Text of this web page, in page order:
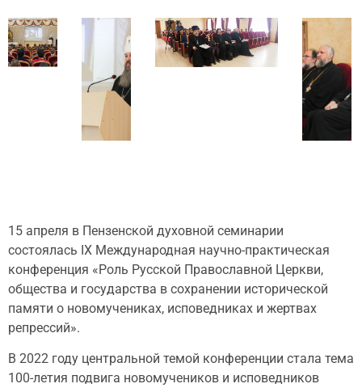
15 апреля в Пензенской духовной семинарии
состоялась IX Международная научно-практическая
конференция «Роль Русской Православной Церкви,
общества и государства в сохранении исторической
памяти о новомучениках, исповедниках и жертвах
репрессий».
В 2022 году центральной темой конференции стала тема
100-летия подвига новомучеников и исповедников